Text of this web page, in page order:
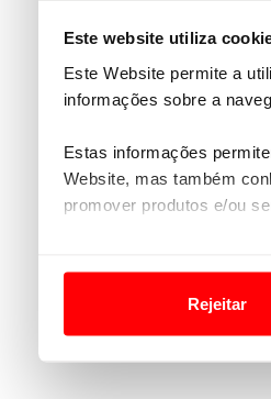
Este website utiliza
Este Website permite a
informações sobre a
Estas informações
Website, mas também
promover produtos e/ou
Usamos cookies para
funcionalidades de redes
Rejeitar